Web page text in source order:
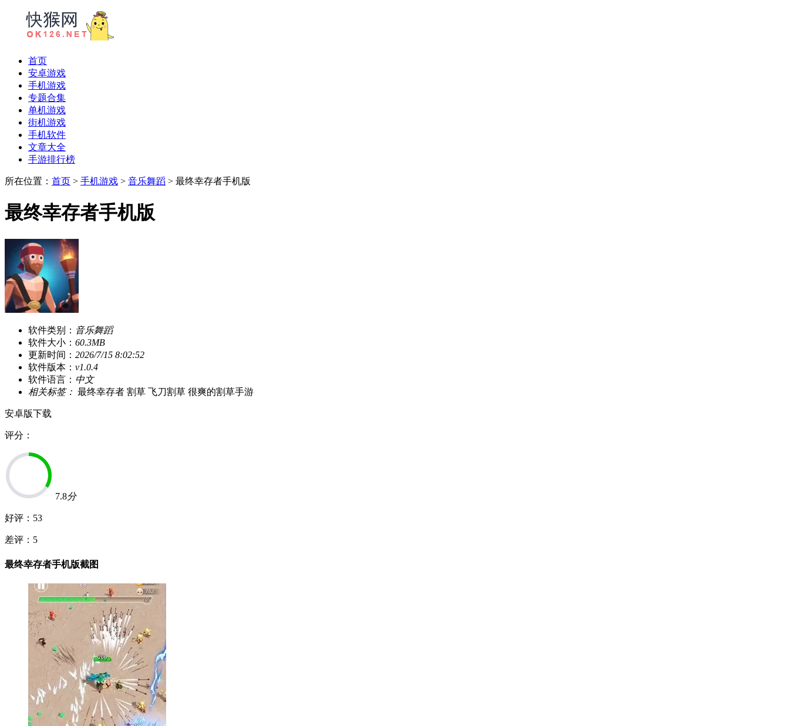
首页
安卓游戏
手机游戏
专题合集
单机游戏
街机游戏
手机软件
文章大全
手游排行榜
所在位置： 首页 > 手机游戏 > 音乐舞蹈 > 最终幸存者手机版
最终幸存者手机版
软件类别： 音乐舞蹈
软件大小： 60.3MB
更新时间： 2026/7/15 8:02:52
软件版本： v1.0.4
软件语言： 中文
相关标签： 最终幸存者 割草 飞刀割草 很爽的割草手游
安卓版下载
评分：
7.8分
好评： 53
差评： 5
最终幸存者手机版截图